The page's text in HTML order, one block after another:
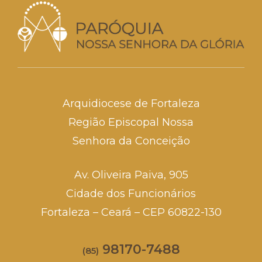
Arquidiocese de Fortaleza
Região Episcopal Nossa
Senhora da Conceição
Av. Oliveira Paiva, 905
Cidade dos Funcionários
Fortaleza – Ceará – CEP 60822-130
(85) 98170-7488